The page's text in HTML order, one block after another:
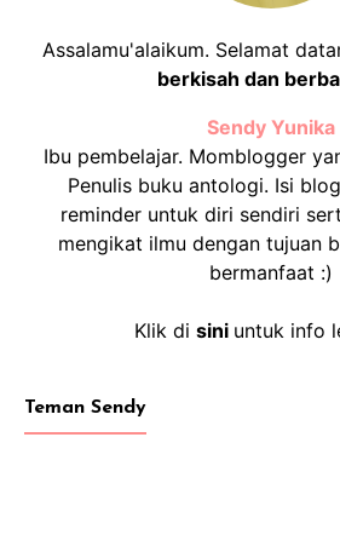
Assalamu'alaikum. Selamat
berkisah dan
Sendy Yunika
Ibu pembelajar. Momblogger
Penulis buku antologi. Isi
reminder untuk diri sendiri
mengikat ilmu dengan tujuan
bermanfaat :)
Klik di sini untuk info
Teman Sendy